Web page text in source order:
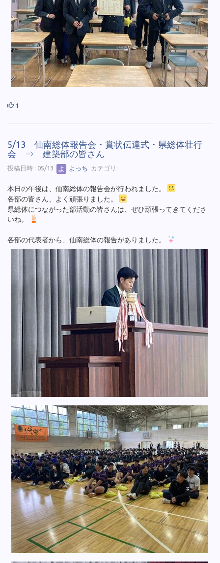
1
5/13 仙南総体報告会・賞状伝達式・県総体壮行
会 ⇒ 建築部の皆さん
投稿日時 : 05/13 よっち カテゴリ:
本日の午後は、仙南総体の報告会が行われました。
各部の皆さん、よく頑張りました。
県総体につながった部活動の皆さんは、ぜひ頑張ってきてくださ
いね。
各部の代表者から、仙南総体の報告がありました。